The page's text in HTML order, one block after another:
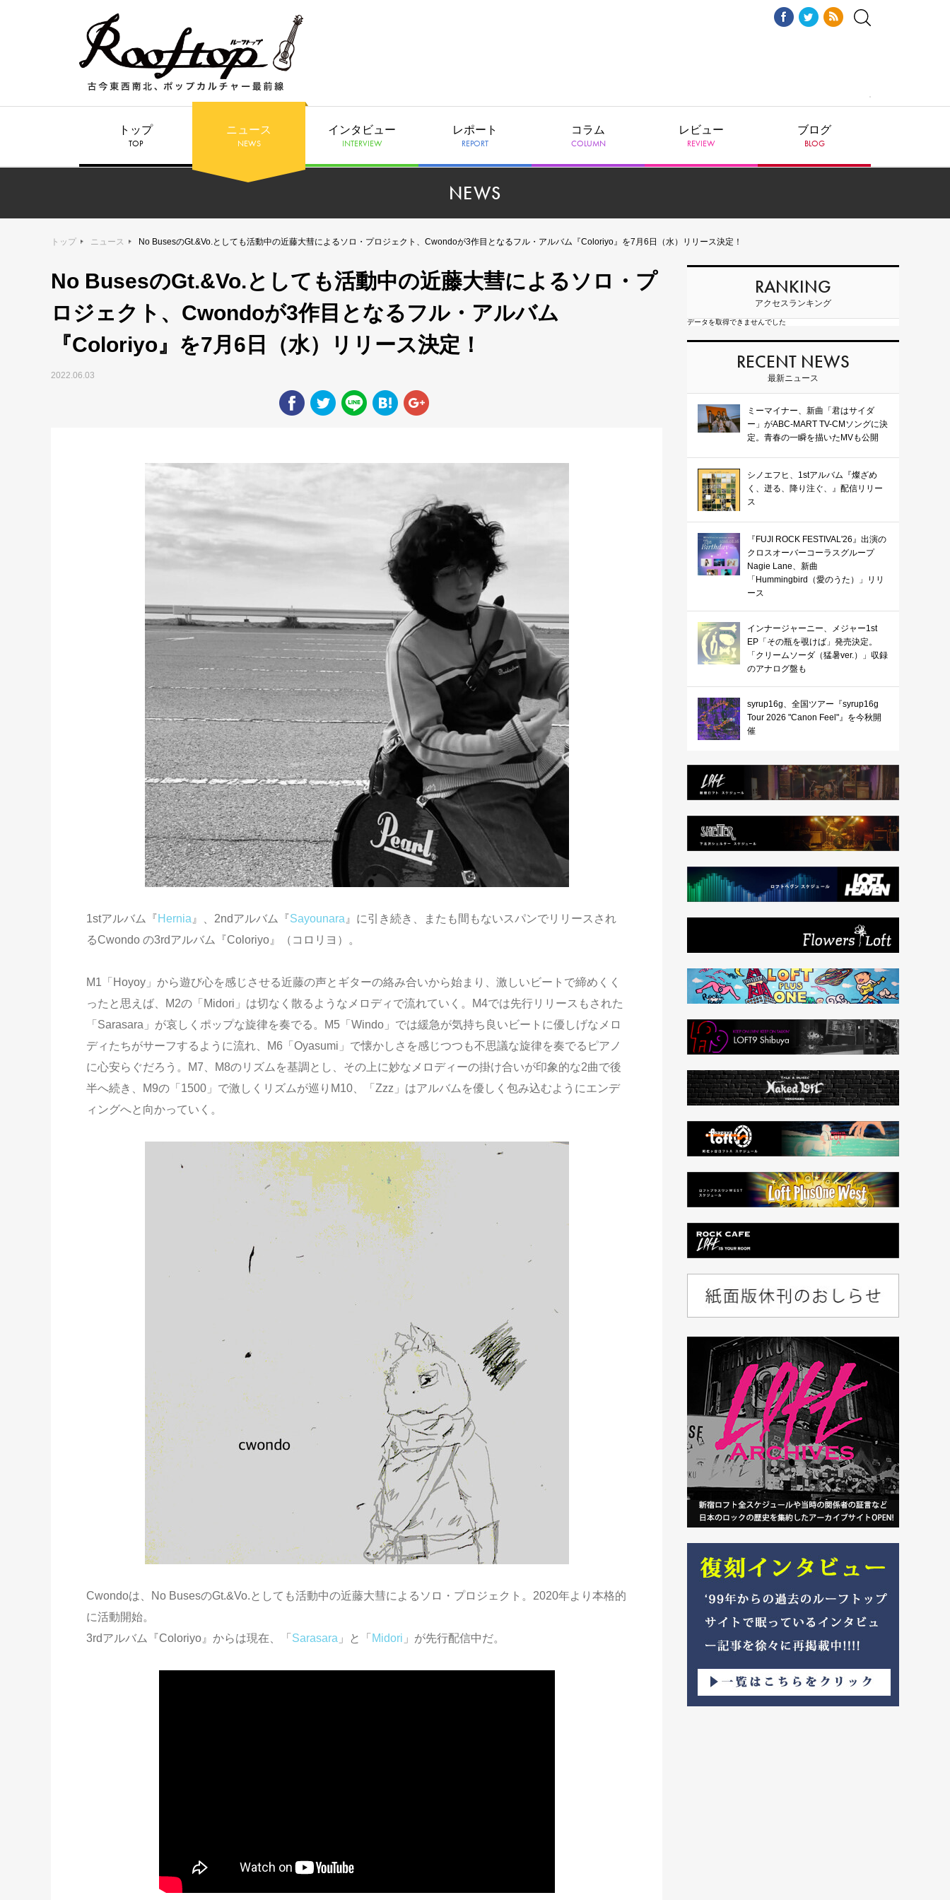
トップ
TOP
ニュース
NEWS
インタビュー
INTERVIEW
レポート
REPORT
コラム
COLUMN
レビュー
REVIEW
ブログ
BLOG
NEWS
トップ ニュース No BusesのGt.&Vo.としても活動中の近藤大彗によるソロ・プロジェクト、Cwondoが3作目となるフル・アルバム『Coloriyo』を7月6日（水）リリース決定！
No BusesのGt.&Vo.としても活動中の近藤大彗によるソロ・プ
ロジェクト、Cwondoが3作目となるフル・アルバム
『Coloriyo』を7月6日（水）リリース決定！
2022.06.03
1stアルバム『Hernia 』、2ndアルバム『Sayounara 』に引き続き、またも間もないスパンでリリースされ
るCwondo の3rdアルバム『Coloriyo』（コロリヨ）。
M1「Hoyoy」から遊び心を感じさせる近藤の声とギターの絡み合いから始まり、激しいビートで締めくく
ったと思えば、M2の「Midori」は切なく散るようなメロディで流れていく。M4では先行リリースもされた
「Sarasara」が哀しくポップな旋律を奏でる。M5「Windo」では緩急が気持ち良いビートに優しげなメロ
ディたちがサーフするように流れ、M6「Oyasumi」で懐かしさを感じつつも不思議な旋律を奏でるピアノ
に心安らぐだろう。M7、M8のリズムを基調とし、その上に妙なメロディーの掛け合いが印象的な2曲で後
半へ続き、M9の「1500」で激しくリズムが巡りM10、「Zzz」はアルバムを優しく包み込むようにエンデ
ィングへと向かっていく。
Cwondoは、No BusesのGt.&Vo.としても活動中の近藤大彗によるソロ・プロジェクト。2020年より本格的
に活動開始。
3rdアルバム『Coloriyo』からは現在、「 Sarasara 」と「 Midori 」が先行配信中だ。
RANKING
アクセスランキング
データを取得できませんでした
RECENT NEWS
最新ニュース
ミーマイナー、新曲「君はサイダ
ー」がABC-MART TV-CMソングに決
定。青春の一瞬を描いたMVも公開
シノエフヒ、1stアルバム『燦ざめ
く、迸る、降り注ぐ、』配信リリー
ス
『FUJI ROCK FESTIVAL'26』出演の
クロスオーバーコーラスグループ
Nagie Lane、新曲
「Hummingbird（愛のうた）」リリ
ース
インナージャーニー、メジャー1st
EP「その瓶を覗けば」発売決定。
「クリームソーダ（猛暑ver.）」収録
のアナログ盤も
syrup16g、全国ツアー『syrup16g
Tour 2026 "Canon Feel"』を今秋開
催